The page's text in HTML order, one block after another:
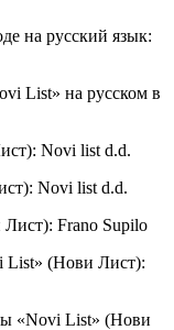
на русский язык:
List» на русском в
Novi list d.d.
Novi list d.d.
Лист): Frano Supilo
List» (Нови Лист):
«Novi List» (Нови